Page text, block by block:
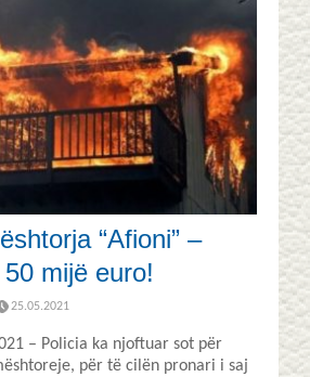
“Afioni” –
mijë euro!
25.05.2021
– Policia ka njoftuar sot për
për të cilën pronari i saj